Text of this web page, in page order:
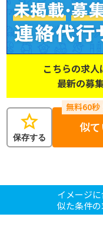
こちらの求人
最新の募
star
保存する
似
イメージ
似た条件